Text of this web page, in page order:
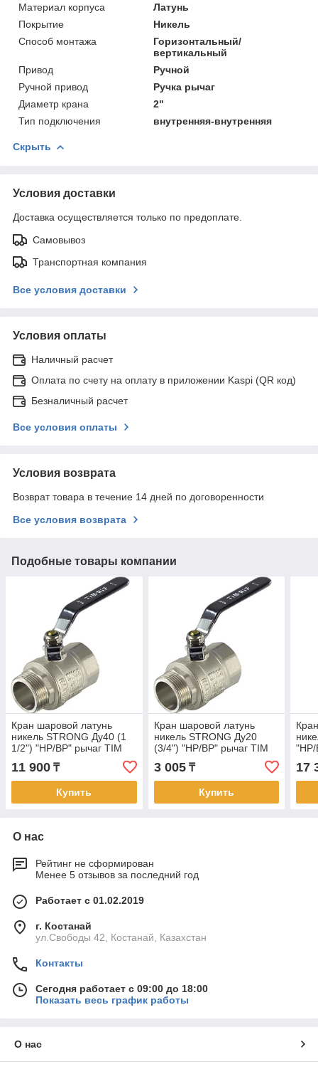
Материал корпуса
Латунь
Покрытие
Никель
Способ монтажа
Горизонтальный/
вертикальный
Привод
Ручной
Ручной привод
Ручка рычаг
Диаметр крана
2"
Тип подключения
внутренняя-внутренняя
Скрыть
Условия доставки
Доставка осуществляется только по предоплате.
Самовывоз
Транспортная компания
Все условия доставки
Условия оплаты
Наличный расчет
Оплата по счету на оплату в приложении Kaspi (QR код)
Безналичный расчет
Все условия оплаты
Условия возврата
Возврат товара в течение 14 дней по договоренности
Все условия возврата
Подобные товары компании
Кран шаровой латунь
никель STRONG Ду40 (1
1/2") "НР/ВР" рычаг TIM
11 900 ₸
Купить
Кран шаровой латунь
никель STRONG Ду20
(3/4") "НР/ВР" рычаг TIM
3 005₸
Купить
"НР/
17
О нас
Рейтинг не сформирован
Менее 5 отзывов за последний год
Работает с 01.02.2019
г. Костанай
ул.Свободы 42, Костанай, Казахстан
Контакты
Сегодня работает с 09:00 до 18:00
Показать весь график работы
О нас